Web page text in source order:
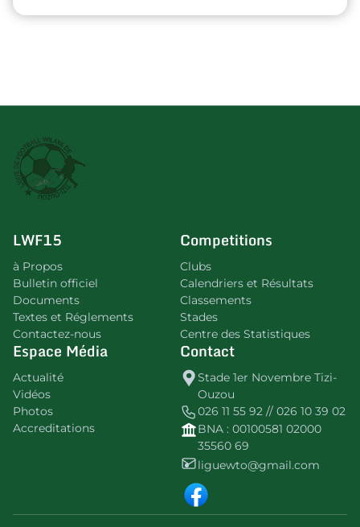
LWF15
à Propos
Bulletin officiel
Documents
Textes et Réglements
Contactez-nous
Competitions
Clubs
Calendriers et Résultats
Classements
Stades
Centre des Statistiques
Espace Média
Actualité
Vidéos
Photos
Accreditations
Contact
Stade 1er Novembre Tizi-
Ouzou
026 11 55 92 // 026 10 39 02
BNA : 00100581 02000
35560 69
liguewto@gmail.com